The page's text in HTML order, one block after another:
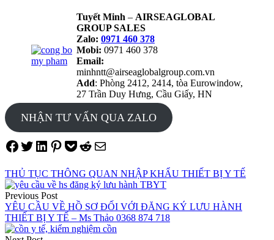
Tuyết Minh – AIRSEAGLOBAL
GROUP SALES
Zalo: 0971 460 378
Mobi: 0971 460 378
Email:
minhntt@airseaglobalgroup.com.vn
Add: Phòng 2412, 2414, tòa Eurowindow,
27 Trần Duy Hưng, Cầu Giấy, HN
NHẬN TƯ VẤN QUA ZALO
Share on Facebook
Tweet on Twitter
Share on LinkedIn
Pin on Pinterest
Save to pocket
Share on Reddit
Share via Email
THỦ TỤC THÔNG QUAN NHẬP KHẨU THIẾT BỊ Y TẾ
Điều
hướng
bài
Previous Post
YÊU CẦU VỀ HỒ SƠ ĐỐI VỚI ĐĂNG KÝ LƯU HÀNH
THIẾT BỊ Y TẾ – Ms Thảo 0368 874 718